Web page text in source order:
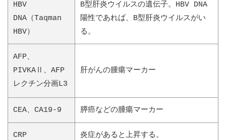
HBV
DNA（Taqman
HBV）
B型肝炎ウイルスの遺伝子。HBV DNA
陽性であれば、B型肝炎ウイルスがい
る。
AFP、
PIVKAⅡ、AFP
レクチン分画L3
肝がんの腫瘍マーカー
CEA、CA19-9 膵癌などの腫瘍マーカー
CRP 炎症があると上昇する。